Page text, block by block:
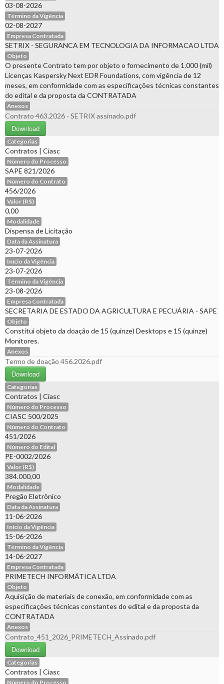
03-08-2026
Término da Vigência
02-08-2027
Empresa Contratada
SETRIX - SEGURANCA EM TECNOLOGIA DA INFORMACAO LTDA
Objeto
O presente Contrato tem por objeto o fornecimento de 1.000 (mil)
Licenças Kaspersky Next EDR Foundations, com vigência de 12
meses, em conformidade com as especificações técnicas constantes
do edital e da proposta da CONTRATADA
Anexos
Contrato 463.2026 - SETRIX assinado.pdf
Download
Categorias
Contratos | Ciasc
Número do Processo
SAPE 821/2026
Número do Contrato
456/2026
Valor (R$)
0,00
Modalidade
Dispensa de Licitação
Data da Assinatura
23-07-2026
Início da Vigência
23-07-2026
Término da Vigência
23-08-2026
Empresa Contratada
SECRETARIA DE ESTADO DA AGRICULTURA E PECUÁRIA - SAPE
Objeto
Constitui objeto da doação de 15 (quinze) Desktops e 15 (quinze)
Monitores.
Anexos
Termo de doação 456.2026.pdf
Download
Categorias
Contratos | Ciasc
Número do Processo
CIASC 500/2025
Número do Contrato
451/2026
Número do Edital
PE-0002/2026
Valor (R$)
384.000,00
Modalidade
Pregão Eletrônico
Data da Assinatura
11-06-2026
Início da Vigência
15-06-2026
Término da Vigência
14-06-2027
Empresa Contratada
PRIMETECH INFORMÁTICA LTDA
Objeto
Aquisição de materiais de conexão, em conformidade com as
especificações técnicas constantes do edital e da proposta da
CONTRATADA
Anexos
Contrato_451_2026_PRIMETECH_Assinado.pdf
Download
Categorias
Contratos | Ciasc
Número do Processo